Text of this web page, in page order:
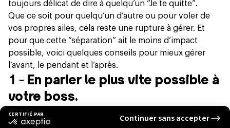
toujours délicat de dire à quelqu’un “Je te quitte”.
Que ce soit pour quelqu’un d’autre ou pour voler de
vos propres ailes, cela reste une rupture à gérer. Et
pour que cette “séparation” ait le moins d’impact
possible, voici quelques conseils pour mieux gérer
l’avant, le pendant et l’après.
1 - En parler le plus vite possible à
votre boss.
C’est lui/elle qui doit être au courant en premier. Non
pas parce que c’est votre collègue préféré.e, mais bel